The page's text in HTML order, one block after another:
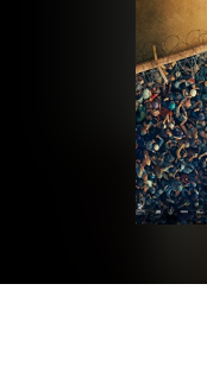
Pasākumi